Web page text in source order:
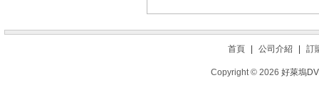
首頁 公司介紹 訂
Copyright © 2026 好萊塢